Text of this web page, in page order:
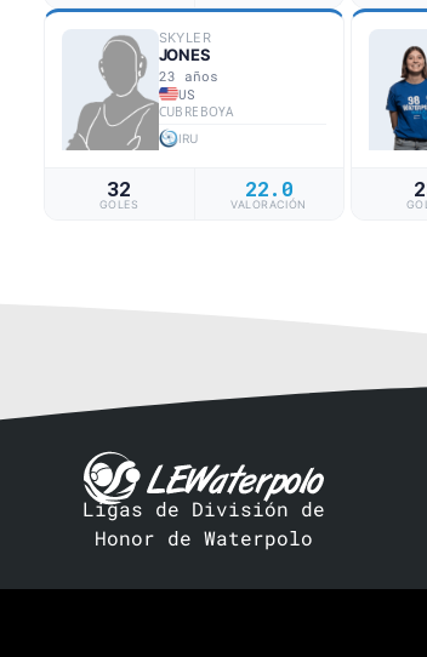
SKYLER
JONES
23 años
US
CUBREBOYA
IRU
32
GOLES
22.0
VALORACIÓN
Ligas de División de
Honor de Waterpolo